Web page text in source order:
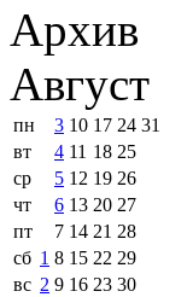
Архив
Август
пн 3 10 17 24 31
вт
4 11 18 25
ср
5 12 19 26
чт
6 13 20 27
пт
7 14 21 28
сб 1 8 15 22 29
вс 2 9 16 23 30